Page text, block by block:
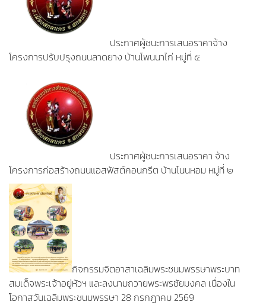
ประกาศผู้ชนะการเสนอราคาจ้าง
โครงการปรับปรุงถนนลาดยาง บ้านโพนนาไก่ หมู่ที่ ๕
ประกาศผู้ชนะการเสนอราคา จ้าง
โครงการก่อสร้างถนนแอสฟัสต์คอนกรีต บ้านโนนหอม หมู่ที่ ๒
กิจกรรมจิตอาสาเฉลิมพระชนมพรรษาพระบาท
สมเด็จพระเจ้าอยู่หัวฯ และลงนามถวายพระพรชัยมงคล เนื่องใน
โอกาสวันเฉลิมพระชนมพรรษา 28 กรกฎาคม 2569